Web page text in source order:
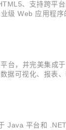
、支持跨平
Web 应用程
，并完美集成
可视化、报表
平台和